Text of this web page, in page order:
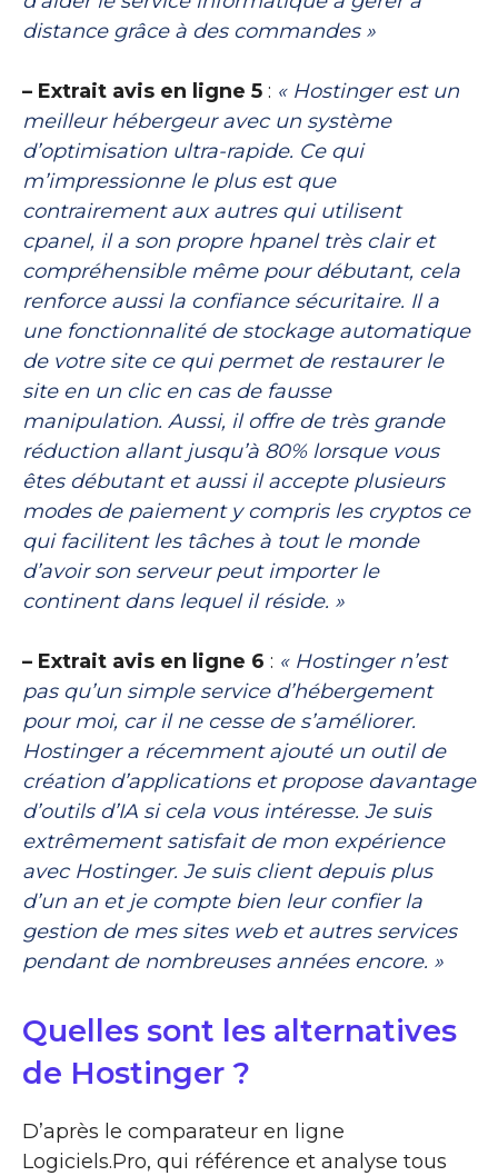
distance grâce à des commandes »
– Extrait avis en ligne 5 : « Hostinger est un
meilleur hébergeur avec un système
d’optimisation ultra-rapide. Ce qui
m’impressionne le plus est que
contrairement aux autres qui utilisent
cpanel, il a son propre hpanel très clair et
compréhensible même pour débutant, cela
renforce aussi la confiance sécuritaire. Il a
une fonctionnalité de stockage automatique
de votre site ce qui permet de restaurer le
site en un clic en cas de fausse
manipulation. Aussi, il offre de très grande
réduction allant jusqu’à 80% lorsque vous
êtes débutant et aussi il accepte plusieurs
modes de paiement y compris les cryptos ce
qui facilitent les tâches à tout le monde
d’avoir son serveur peut importer le
continent dans lequel il réside. »
– Extrait avis en ligne 6 : « Hostinger n’est
pas qu’un simple service d’hébergement
pour moi, car il ne cesse de s’améliorer.
Hostinger a récemment ajouté un outil de
création d’applications et propose davantage
d’outils d’IA si cela vous intéresse. Je suis
extrêmement satisfait de mon expérience
avec Hostinger. Je suis client depuis plus
d’un an et je compte bien leur confier la
gestion de mes sites web et autres services
pendant de nombreuses années encore. »
Quelles sont les alternatives
de Hostinger ?
D’après le comparateur en ligne
Logiciels.Pro, qui référence et analyse tous